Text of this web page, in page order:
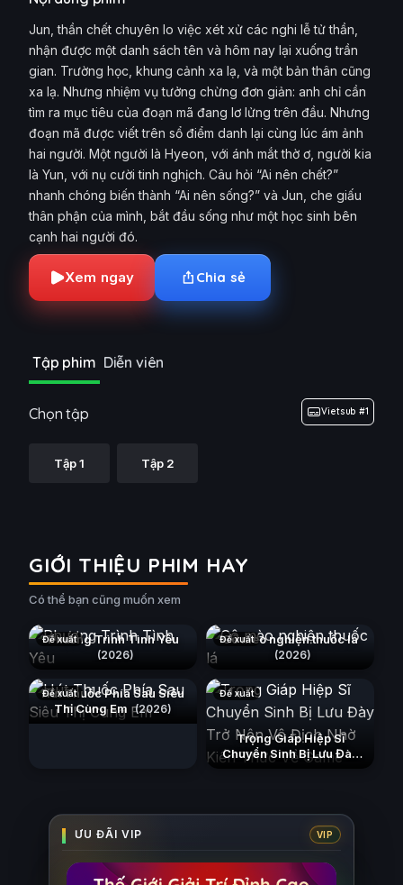
Jun, thần chết chuyên lo việc xét xử các nghi lễ tử thần,
nhận được một danh sách tên và hôm nay lại xuống trần
gian. Trường học, khung cảnh xa lạ, và một bản thân cũng
xa lạ. Nhưng nhiệm vụ tưởng chừng đơn giản: anh chỉ cần
tìm ra mục tiêu của đoạn mã đang lơ lửng trên đầu. Nhưng
đoạn mã được viết trên sổ điểm danh lại cùng lúc ám ảnh
hai người. Một người là Hyeon, với ánh mắt thờ ơ, người kia
là Yun, với nụ cười tinh nghịch. Câu hỏi “Ai nên chết?”
nhanh chóng biến thành “Ai nên sống?” và Jun, che giấu
thân phận của mình, bắt đầu sống như một học sinh bên
cạnh hai người đó.
Xem ngay Chia sẻ
Tập phim Diễn viên
Chọn tập Vietsub #1
Tập 1 Tập 2
GIỚI THIỆU PHIM HAY
Có thể bạn cũng muốn xem
Đề xuất
Phương Trình Tình Yêu
(2026)
Đề xuất
Cô mèo nghiện thuốc lá
(2026)
Đề xuất
Hút Thuốc Phía Sau Siêu
Thị Cùng Em (2026)
Đề xuất
Trọng Giáp Hiệp Sĩ
Chuyển Sinh Bị Lưu Đày